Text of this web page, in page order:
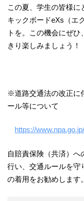
この夏、学生の皆様
キックボードeXs（エ
トを。この機会にぜ
きり楽しみましょう！
※道路交通法の改正に
ール等について
https://
自賠責保険（共済）
行い、交通ルールを守
の着用をお勧めします。